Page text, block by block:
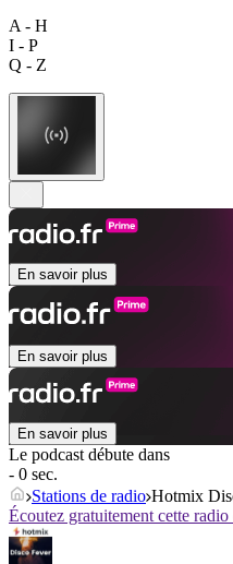
A - H
I - P
Q - Z
En savoir plus
En savoir plus
En savoir plus
Le podcast débute dans
- 0 sec.
Stations de radio Hotmix
Écoutez gratuitement cette